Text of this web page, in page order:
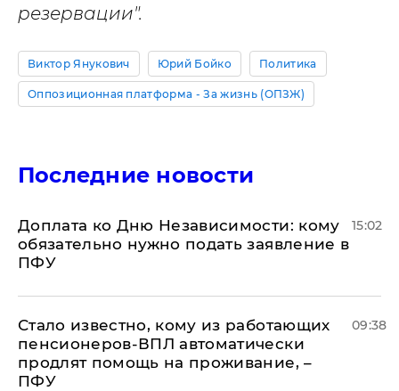
резервации".
Виктор Янукович Юрий Бойко Политика
Оппозиционная платформа - За жизнь (ОПЗЖ)
Последние новости
Доплата ко Дню Независимости: кому
обязательно нужно подать заявление в
ПФУ
15:02
Стало известно, кому из работающих
пенсионеров-ВПЛ автоматически
продлят помощь на проживание, –
ПФУ
09:38